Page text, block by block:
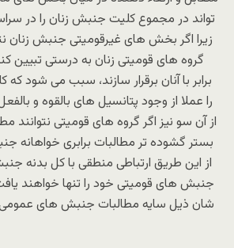
تواند در مجموع کلیت جنبش زنان را در
زیرا اگر بخش های غیرقومیتی جنبش زنان
گروه های قومیتی زنان به درستی تبیین
برابر با آنان برقرار سازند، سبب می شود
را عملا از وجود پتانسیل های بالقوه و
از آن سو نیز اگر گروه های قومیتی نتوانند
بستر گشوده تر مطالبات برابری خواهانه
از این طریق ارتباطی منطقی با کل بدنه
جنبش های قومیتی خود را تنها خواهند
شان ذیل سایه مطالبات جنبش های